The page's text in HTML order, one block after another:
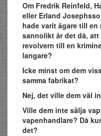
Om Fredrik Reinfeld,
eller Erland
hade varit ägare till en
sannolikt är det då,
revolvern till en
langare?
Icke minst om dem
samma fabrikat?
Nej, det ville dem väl
Ville dem inte sälja
vapenhandlare? Då
det?